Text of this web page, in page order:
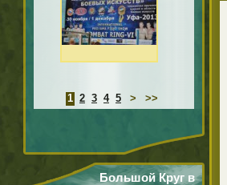
1 2 3 4 5 > >>
Большой Круг в